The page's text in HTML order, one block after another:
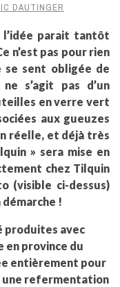
DAUTINGER
parait tantôt
n’est pas pour rien
se sent obligée de
s’agit pas d’un
en verre vert
aux gueuzes
réelle, et déjà très
» sera mise en
chez Tilquin
(visible ci-dessus)
!
produites avec
en province du
entièrement pour
une refermentation